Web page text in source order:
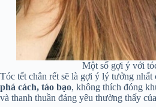
Một số gợi ý với
Tóc tết chân rết sẽ là gợi ý lý tưởng
phá cách, táo bạo, không thích đóng
và thanh thuần đáng yêu thường thấy